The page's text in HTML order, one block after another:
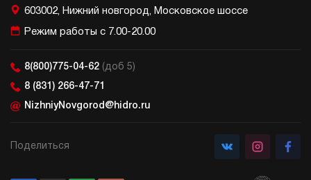
603002, Нижний новгород, Московское шоссе
Режим работы с 7.00-20.00
8(800)775-04-62 (доб 5)
8 (831) 266-47-71
NizhniyNovgorod@hidro.ru
Поделиться